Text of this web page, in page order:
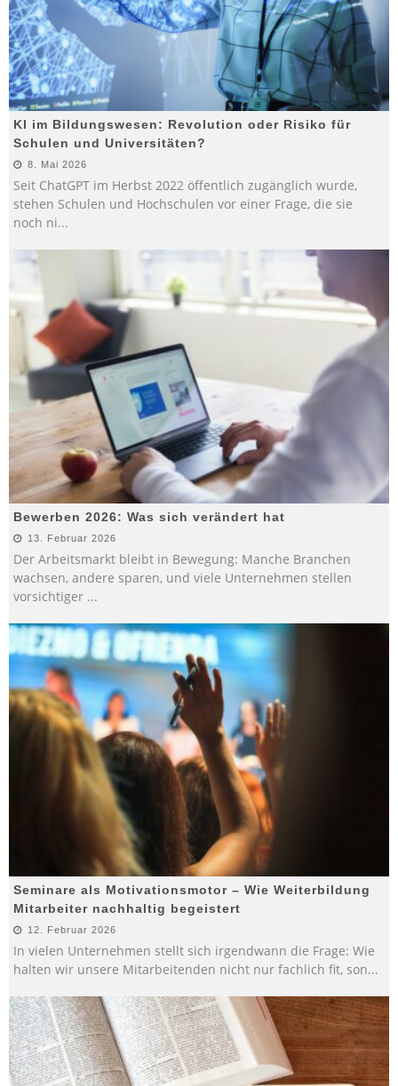
KI im Bildungswesen: Revolution oder Risiko für
Schulen und Universitäten?
8. Mai 2026
Seit ChatGPT im Herbst 2022 öffentlich zugänglich wurde,
stehen Schulen und Hochschulen vor einer Frage, die sie
noch ni...
Bewerben 2026: Was sich verändert hat
13. Februar 2026
Der Arbeitsmarkt bleibt in Bewegung: Manche Branchen
wachsen, andere sparen, und viele Unternehmen stellen
vorsichtiger ...
Seminare als Motivationsmotor – Wie Weiterbildung
Mitarbeiter nachhaltig begeistert
12. Februar 2026
In vielen Unternehmen stellt sich irgendwann die Frage: Wie
halten wir unsere Mitarbeitenden nicht nur fachlich fit, son...